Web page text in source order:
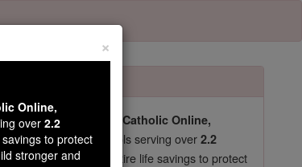
They shut down our Catholic Online,
essential faith tools serving over2.2
70's, just gave their entire life savings to protect
×
Online,
over2.2
to protect
stronger and